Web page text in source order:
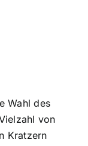
Wahl des
von
Kratzern